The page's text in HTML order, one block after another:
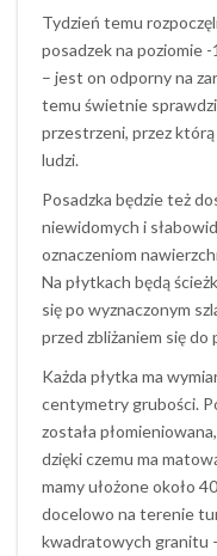
Tydzień temu
posadzek na poziomie
– jest on odporny na
temu świetnie
przestrzeni, przez
ludzi.
Posadzka będzie też
niewidomych i
oznaczeniom
Na płytkach będą
się po wyznaczonym
przed zbliżaniem się
Każda płytka ma
centymetry grubości.
została
dzięki czemu ma
mamy ułożone około
docelowo na terenie
kwadratowych granitu